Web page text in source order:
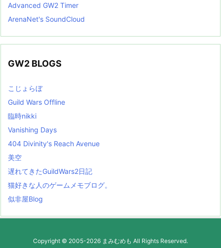
Advanced GW2 Timer
ArenaNet's SoundCloud
GW2 BLOGS
こじょらぼ
Guild Wars Offline
臨時nikki
Vanishing Days
404 Divinity's Reach Avenue
美空
遅れてきたGuildWars2日記
猫好きな人のゲームメモブログ。
似非屋Blog
Copyright © 2005-2026 まみむめも All Rights Reserved.